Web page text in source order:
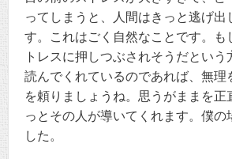
ってしまうと、人間はきっと逃げ出
す。これはごく自然なことです。も
トレスに押しつぶされそうだという
読んでくれているのであれば、無理
を頼りましょうね。思うがままを正
っとその人が導いてくれます。僕の
した。